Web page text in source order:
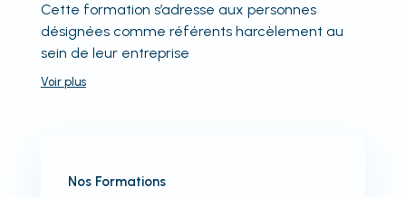
Cette formation s’adresse aux personnes
désignées comme référents harcèlement au
sein de leur entreprise
Voir plus
Nos Formations